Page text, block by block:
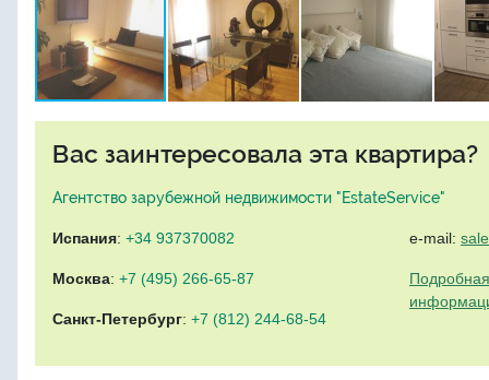
Вас заинтересовала эта квартира?
Агентство зарубежной недвижимости "EstateService"
Испания: +34 937370082
Москва: +7 (495) 266-65-87
Санкт-Петербург: +7 (812) 244-68-54
e-mail: